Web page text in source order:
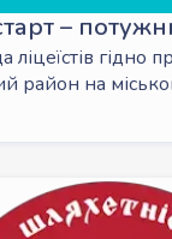
–
гідно
район на
шкільних